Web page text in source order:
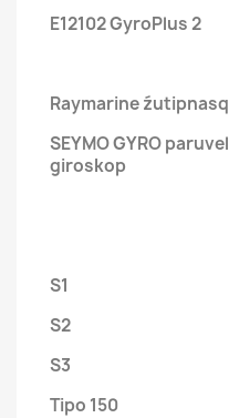
E12102 GyroPlus 2
Raymarine
SEYMO GYRO
giroskop
S1
S2
S3
Tipo 150